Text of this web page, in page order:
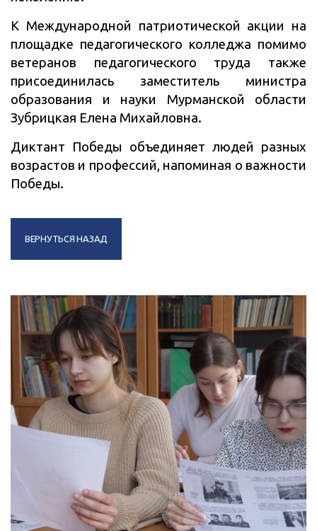
К Международной патриотической акции на
площадке педагогического колледжа помимо
ветеранов педагогического труда также
присоединилась заместитель министра
образования и науки Мурманской области
Зубрицкая Елена Михайловна.
Диктант Победы объединяет людей разных
возрастов и профессий, напоминая о важности
Победы.
ВЕРНУТЬСЯ НАЗАД